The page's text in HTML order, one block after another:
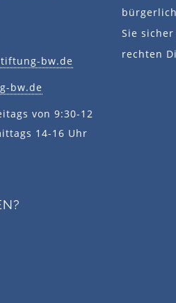
bw.de
bw.de
von 9:30-12
14-16 Uhr
Sie
rechten